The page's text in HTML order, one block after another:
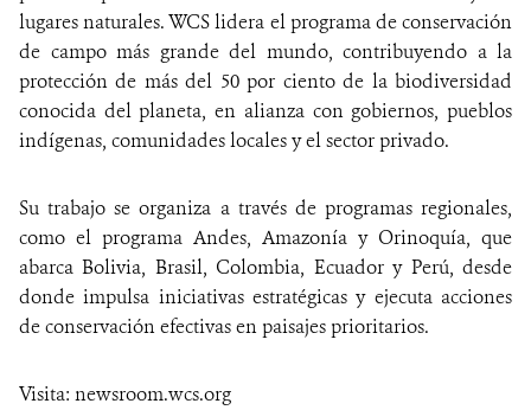
lugares naturales. WCS lidera el programa de conservación
de campo más grande del mundo, contribuyendo a la
protección de más del 50 por ciento de la biodiversidad
conocida del planeta, en alianza con gobiernos, pueblos
indígenas, comunidades locales y el sector privado.
Su trabajo se organiza a través de programas regionales,
como el programa Andes, Amazonía y Orinoquía, que
abarca Bolivia, Brasil, Colombia, Ecuador y Perú, desde
donde impulsa iniciativas estratégicas y ejecuta acciones
de conservación efectivas en paisajes prioritarios.
Visita: newsroom.wcs.org